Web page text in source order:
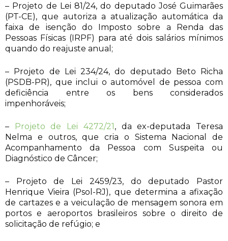
– Projeto de Lei 81/24, do deputado José Guimarães
(PT-CE), que autoriza a atualização automática da
faixa de isenção do Imposto sobre a Renda das
Pessoas Físicas (IRPF) para até dois salários mínimos
quando do reajuste anual;
– Projeto de Lei 234/24, do deputado Beto Richa
(PSDB-PR), que inclui o automóvel de pessoa com
deficiência entre os bens considerados
impenhoráveis;
– Projeto de Lei 4272/21, da ex-deputada Teresa
Nelma e outros, que cria o Sistema Nacional de
Acompanhamento da Pessoa com Suspeita ou
Diagnóstico de Câncer;
– Projeto de Lei 2459/23, do deputado Pastor
Henrique Vieira (Psol-RJ), que determina a afixação
de cartazes e a veiculação de mensagem sonora em
portos e aeroportos brasileiros sobre o direito de
solicitação de refúgio; e